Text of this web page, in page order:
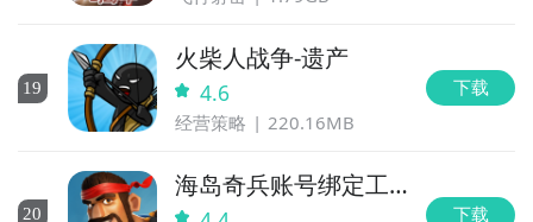
19
火柴人战争-遗产
4.6
经营策略 220.16MB
下载
20
海岛奇兵账号绑定工
具
下载